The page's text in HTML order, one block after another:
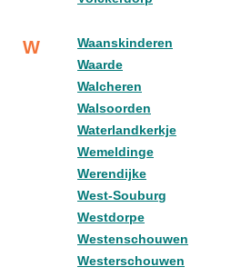
W
Waanskinderen
Waarde
Walcheren
Walsoorden
Waterlandkerkje
Wemeldinge
Werendijke
West-Souburg
Westdorpe
Westenschouwen
Westerschouwen